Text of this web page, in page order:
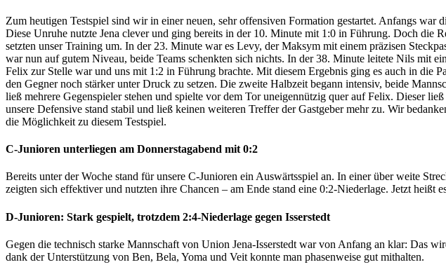
Zum heutigen Testspiel sind wir in einer neuen, sehr offensiven Formation gestartet. Anfangs
Diese Unruhe nutzte Jena clever und ging bereits in der 10. Minute mit 1:0 in Führung. Doch die
setzten unser Training um. In der 23. Minute war es Levy, der Maksym mit einem präzisen
war nun auf gutem Niveau, beide Teams schenkten sich nichts. In der 38. Minute leitete Nils mit
Felix zur Stelle war und uns mit 1:2 in Führung brachte. Mit diesem Ergebnis ging es auch in die
den Gegner noch stärker unter Druck zu setzen. Die zweite Halbzeit begann intensiv, beide
ließ mehrere Gegenspieler stehen und spielte vor dem Tor uneigennützig quer auf Felix. Dieser
unsere Defensive stand stabil und ließ keinen weiteren Treffer der Gastgeber mehr zu. Wir
die Möglichkeit zu diesem Testspiel.
C-Junioren unterliegen am Donnerstagabend mit 0:2
Bereits unter der Woche stand für unsere C-Junioren ein Auswärtsspiel an. In einer über weite
zeigten sich effektiver und nutzten ihre Chancen – am Ende stand eine 0:2-Niederlage. Jetzt
D-Junioren: Stark gespielt, trotzdem 2:4-Niederlage gegen Isserstedt
Gegen die technisch starke Mannschaft von Union Jena-Isserstedt war von Anfang an klar: Das
dank der Unterstützung von Ben, Bela, Yoma und Veit konnte man phasenweise gut mithalten.